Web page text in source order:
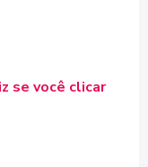
se você clicar